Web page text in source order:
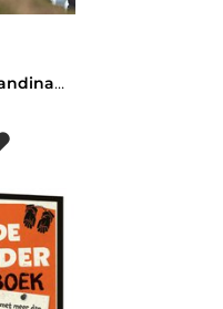
Natuurgids Scandinavië